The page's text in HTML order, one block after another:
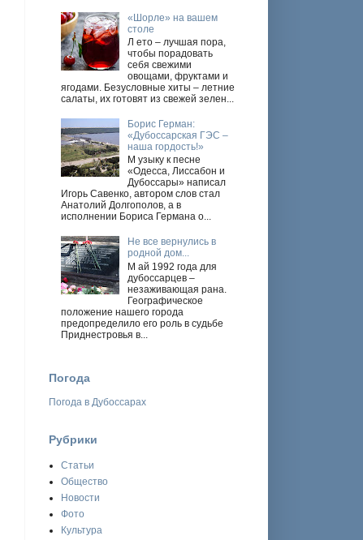
«Шорле» на вашем
столе
Л ето – лучшая пора,
чтобы порадовать
себя свежими
овощами, фруктами и
ягодами. Безусловные хиты – летние
салаты, их готовят из свежей зелен...
Борис Герман:
«Дубоссарская ГЭС –
наша гордость!»
М узыку к песне
«Одесса, Лиссабон и
Дубоссары» написал
Игорь Савенко, автором слов стал
Анатолий Долгополов, а в
исполнении Бориса Германа о...
Не все вернулись в
родной дом...
М ай 1992 года для
дубоссарцев –
незаживающая рана.
Географическое
положение нашего города
предопределило его роль в судьбе
Приднестровья в...
Погода
Погода в Дубоссарах
Рубрики
Статьи
Общество
Новости
Фото
Культура